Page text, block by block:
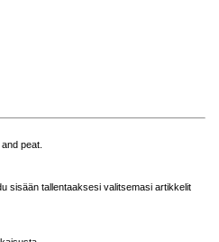
peat.
sisään tallentaaksesi valitsemasi artikkelit